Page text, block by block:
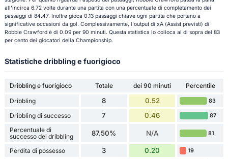
all'incirca 6.72 volte durante una partita con una percentuale di completamento dei
passaggi di 84.47. Inoltre gioca 0.13 passaggi chiave ogni partita che portano a
significative occasioni da gol. Complessivamente, l'output di xA (Assist previsti) di
Robbie Crawford è di 0.09 per 90 minuti. Questa statistica lo colloca al di sopra del 83
per cento dei giocatori della Championship.
Statistiche dribbling e fuorigioco
Dribbling e fuorigioco Totale dei 90 minuti
Percentile
Dribbling
8 0.52 83
Dribbling di successo 7 0.46 87
Percentuale di
successo dei dribbling
87.50% N/A 81
Perdita di possesso 3 0.20 19